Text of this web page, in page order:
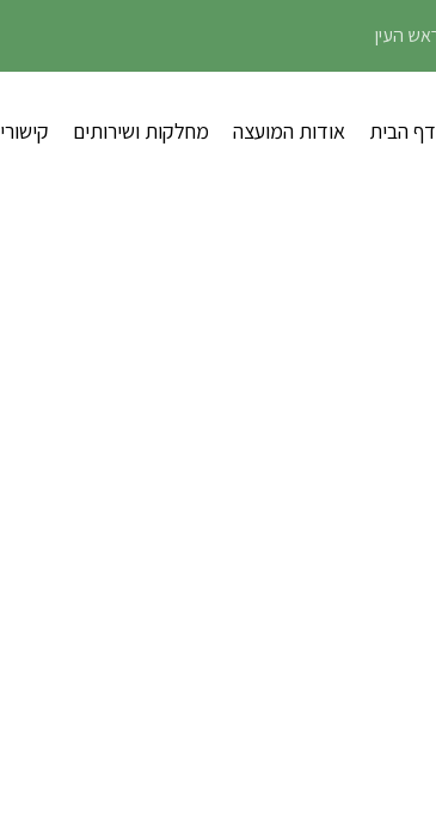
דף הבית אודות המועצה מחלקות ושירותים